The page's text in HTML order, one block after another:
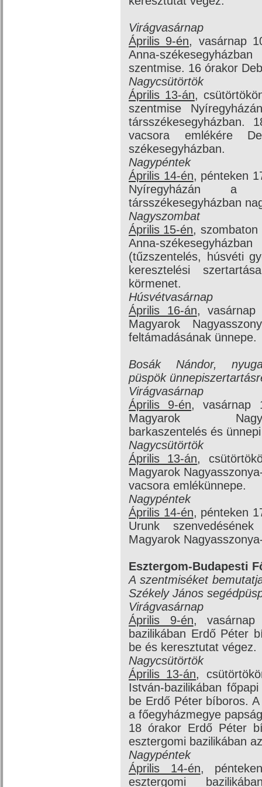
Virágvasárnap
Április 9-én, vasárnap
Anna-
szentmise. 16 órakor
Nagycsütörtök
Április 13-án,
szentmise
társszékesegyházban.
vacsora emlékére
székesegyházban.
Nagypéntek
Április 14-én, pénteken
Nyíregyházán a
társszékesegyházban
Nagyszombat
Április 15-én, szombaton
Anna-
(tűzszentelés, húsvéti
keresztelési
körmenet.
Húsvétvasárnap
Április 16-án, vasárnap
Magyarok
feltámadásának ünnepe.
Bosák Nándor,
püspök ünnepi
Virágvasárnap
Április 9-én, vasárnap
Magyarok
barkaszentelés és
Nagycsütörtök
Április 13-án,
Magyarok
vacsora emlékünnepe.
Nagypéntek
Április 14-én, pénteken
Urunk
Magyarok
Esztergom-Budapesti
A szentmiséket
Székely János
Virágvasárnap
Április 9-én, vasárnap
bazilikában Erdő Péter
be és keresztutat végez.
Nagycsütörtök
Április 13-án,
István-bazilikában
be Erdő Péter bíboros.
a főegyházmegye
18 órakor Erdő Péter
esztergomi bazilikában
Nagypéntek
Április 14-én,
esztergomi